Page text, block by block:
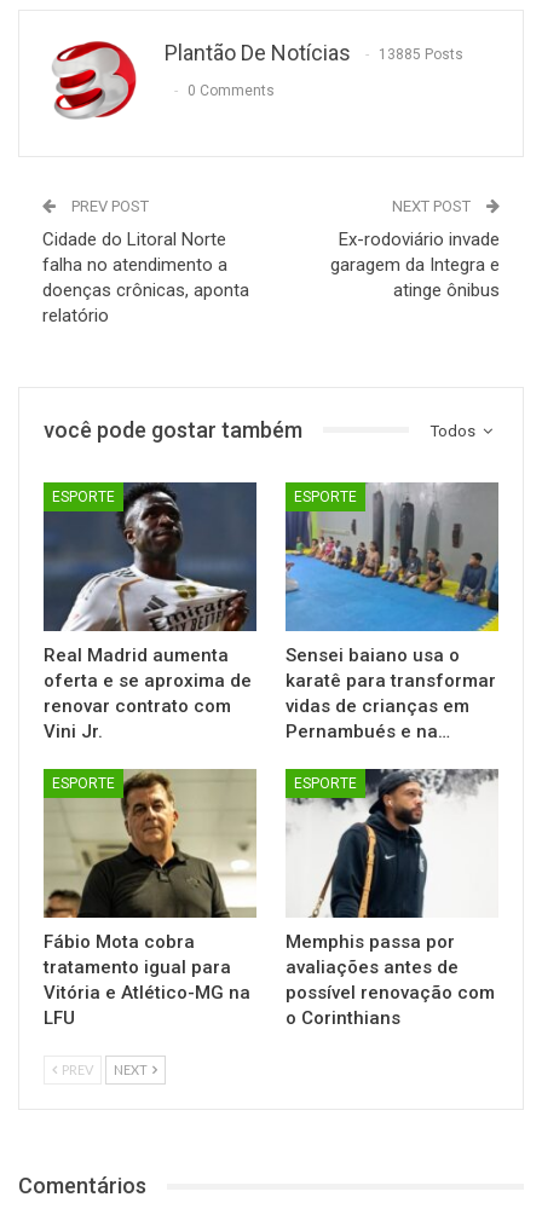
Plantão De Notícias 13885 Posts
0 Comments
PREV POST
Cidade do Litoral Norte
falha no atendimento a
doenças crônicas, aponta
relatório
NEXT POST
Ex-rodoviário invade
garagem da Integra e
atinge ônibus
Todos
você pode gostar também
ESPORTE
Real Madrid aumenta
oferta e se aproxima de
renovar contrato com
Vini Jr.
ESPORTE
Sensei baiano usa o
karatê para transformar
vidas de crianças em
Pernambués e na…
ESPORTE
Fábio Mota cobra
tratamento igual para
Vitória e Atlético-MG na
LFU
ESPORTE
Memphis passa por
avaliações antes de
possível renovação com
o Corinthians
PREV NEXT
Comentários